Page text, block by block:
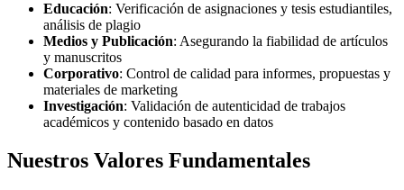
Educación: Verificación de asignaciones y tesis estudiantiles,
análisis de plagio
Medios y Publicación: Asegurando la fiabilidad de artículos
y manuscritos
Corporativo: Control de calidad para informes, propuestas y
materiales de marketing
Investigación: Validación de autenticidad de trabajos
académicos y contenido basado en datos
Nuestros Valores Fundamentales